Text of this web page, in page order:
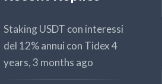
Staking USDT con interessi
del 12% annui con Tidex4
years, 3 months ago